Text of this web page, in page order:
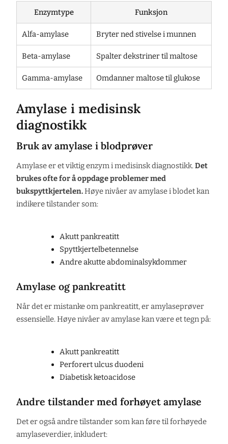
Enzymtype Funksjon
Alfa-amylase Bryter ned stivelse i munnen
Beta-amylase Spalter dekstriner til maltose
Gamma-amylase Omdanner maltose til glukose
Amylase i medisinsk
diagnostikk
Bruk av amylase i blodprøver
Amylase er et viktig enzym i medisinsk diagnostikk.Det
brukes ofte for å oppdage problemer med
bukspyttkjertelen.Høye nivåer av amylase i blodet kan
indikere tilstander som:
Akutt pankreatitt
Spyttkjertelbetennelse
Andre akutte abdominalsykdommer
Amylase og pankreatitt
Når det er mistanke om pankreatitt, er amylaseprøver
essensielle. Høye nivåer av amylase kan være et tegn på:
Akutt pankreatitt
Perforert ulcus duodeni
Diabetisk ketoacidose
Andre tilstander med forhøyet amylase
Det er også andre tilstander som kan føre til forhøyede
amylaseverdier, inkludert: